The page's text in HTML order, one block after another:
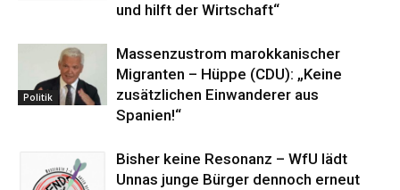
und hilft der Wirtschaft“
Politik
Massenzustrom marokkanischer
Migranten – Hüppe (CDU): „Keine
zusätzlichen Einwanderer aus
Spanien!“
Bisher keine Resonanz – WfU lädt
Unnas junge Bürger dennoch erneut